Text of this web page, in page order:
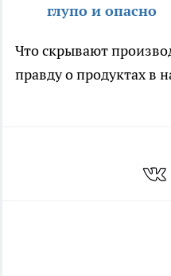
глупо и опасно
Что скрывают
правду о продуктах в